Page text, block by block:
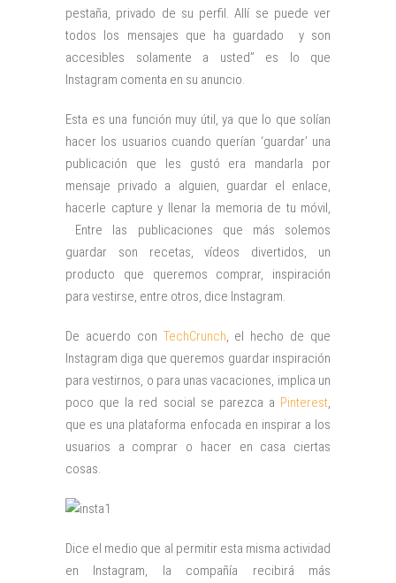
pestaña, privado de su perfil. Allí se puede ver
todos los mensajes que ha guardado y son
accesibles solamente a usted” es lo que
Instagram comenta en su anuncio.
Esta es una función muy útil, ya que lo que solían
hacer los usuarios cuando querían ‘guardar’ una
publicación que les gustó era mandarla por
mensaje privado a alguien, guardar el enlace,
hacerle capture y llenar la memoria de tu móvil,
Entre las publicaciones que más solemos
guardar son recetas, vídeos divertidos, un
producto que queremos comprar, inspiración
para vestirse, entre otros, dice Instagram.
De acuerdo con TechCrunch, el hecho de que
Instagram diga que queremos guardar inspiración
para vestirnos, o para unas vacaciones, implica un
poco que la red social se parezca a Pinterest,
que es una plataforma enfocada en inspirar a los
usuarios a comprar o hacer en casa ciertas
cosas.
Dice el medio que al permitir esta misma actividad
en Instagram, la compañía recibirá más